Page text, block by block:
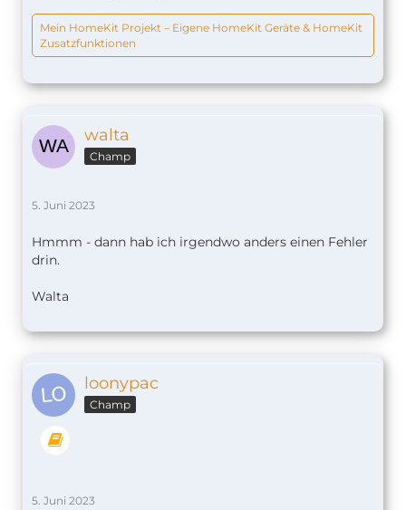
Mein HomeKit Projekt – Eigene HomeKit Geräte & HomeKit
Zusatzfunktionen
walta
Champ
5. Juni 2023
Hmmm - dann hab ich irgendwo anders einen Fehler
drin.
Walta
loonypac
Champ
5. Juni 2023